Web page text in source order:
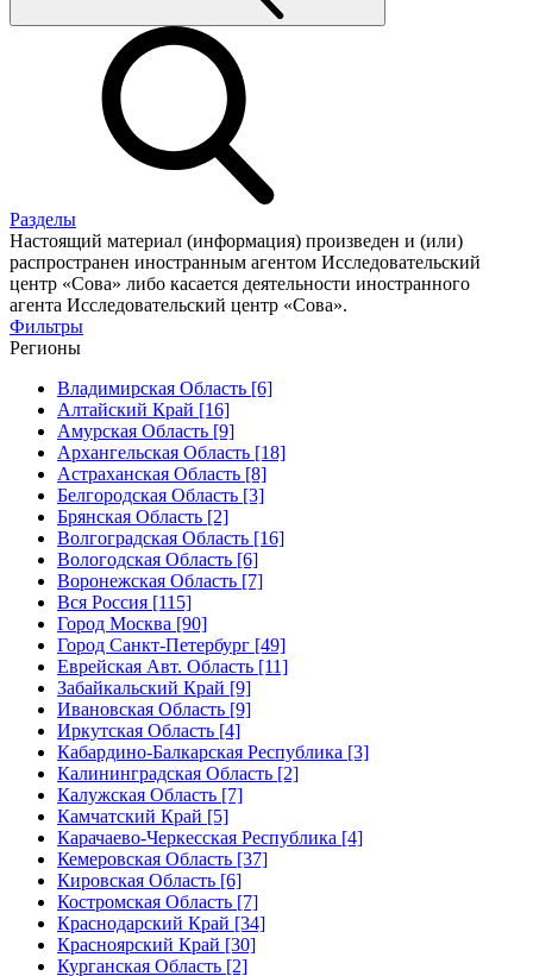
Разделы
Настоящий материал (информация) произведен и (или)
распространен иностранным агентом Исследовательский
центр «Сова» либо касается деятельности иностранного
агента Исследовательский центр «Сова».
Фильтры
Регионы
Владимирская Область [6]
Алтайский Край [16]
Амурская Область [9]
Архангельская Область [18]
Астраханская Область [8]
Белгородская Область [3]
Брянская Область [2]
Волгоградская Область [16]
Вологодская Область [6]
Воронежская Область [7]
Вся Россия [115]
Город Москва [90]
Город Санкт-Петербург [49]
Еврейская Авт. Область [11]
Забайкальский Край [9]
Ивановская Область [9]
Иркутская Область [4]
Кабардино-Балкарская Республика [3]
Калининградская Область [2]
Калужская Область [7]
Камчатский Край [5]
Карачаево-Черкесская Республика [4]
Кемеровская Область [37]
Кировская Область [6]
Костромская Область [7]
Краснодарский Край [34]
Красноярский Край [30]
Курганская Область [2]